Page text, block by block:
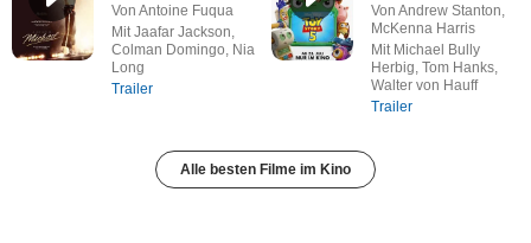
Von Antoine Fuqua
Mit Jaafar Jackson,
Colman Domingo, Nia
Long
Trailer
Von Andrew Stanton,
McKenna Harris
Mit Michael Bully
Herbig, Tom Hanks,
Walter von Hauff
Trailer
Alle besten Filme im Kino